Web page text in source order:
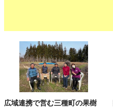
広域連携で営む三種町の果樹